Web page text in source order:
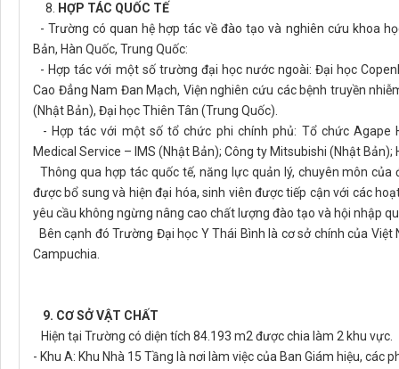
8.
HỢP TÁC QUỐC TẾ
- Trường có quan hệ hợp tác về đào tạo và nghiên cứu khoa
Bản, Hàn Quốc, Trung Quốc:
- Hợp tác với một số trường đại học nước ngoài: Đại học
Cao Đẳng Nam Đan Mạch, Viện nghiên cứu các bệnh truyền
(Nhật Bản), Đại học Thiên Tân (Trung Quốc).
- Hợp tác với một số tổ chức phi chính phủ: Tổ chức Agape
Medical Service – IMS (Nhật Bản); Công ty Mitsubishi (Nhật
Thông qua hợp tác quốc tế, năng lực quản lý, chuyên môn
được bổ sung và hiện đại hóa, sinh viên được tiếp cận với các
yêu cầu không ngừng nâng cao chất lượng đào tạo và hội nhập
Bên cạnh đó Trường Đại học Y Thái Bình là cơ sở chính của
Campuchia.
9. CƠ SỞ VẬT CHẤT
Hiện tại Trường có diện tích 84.193 m2 được chia làm 2 khu vực.
- Khu A: Khu Nhà 15 Tầng là nơi làm việc của Ban Giám hiệu,